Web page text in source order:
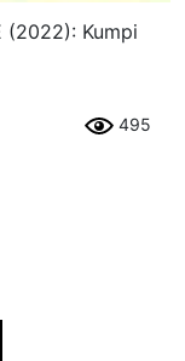
(2022): Kumpi
495